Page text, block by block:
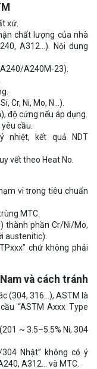
xứ.
chất lượng của nhà
A312…). Nội dung
A240M-23).
Cr, Ni, Mo, N…).
độ cứng nếu áp dụng.
cầu.
nhiệt, kết quả NDT
vết theo Heat No.
vi trong tiêu chuẩn
MTC.
thành phần Cr/Ni/Mo,
austenitic).
chứ không phải
và cách tránh
(304, 316…), ASTM là
“ASTM Axxx Type
~ 3.5–5.5% Ni, 304
Nhật” không có ý
A312… và MTC.